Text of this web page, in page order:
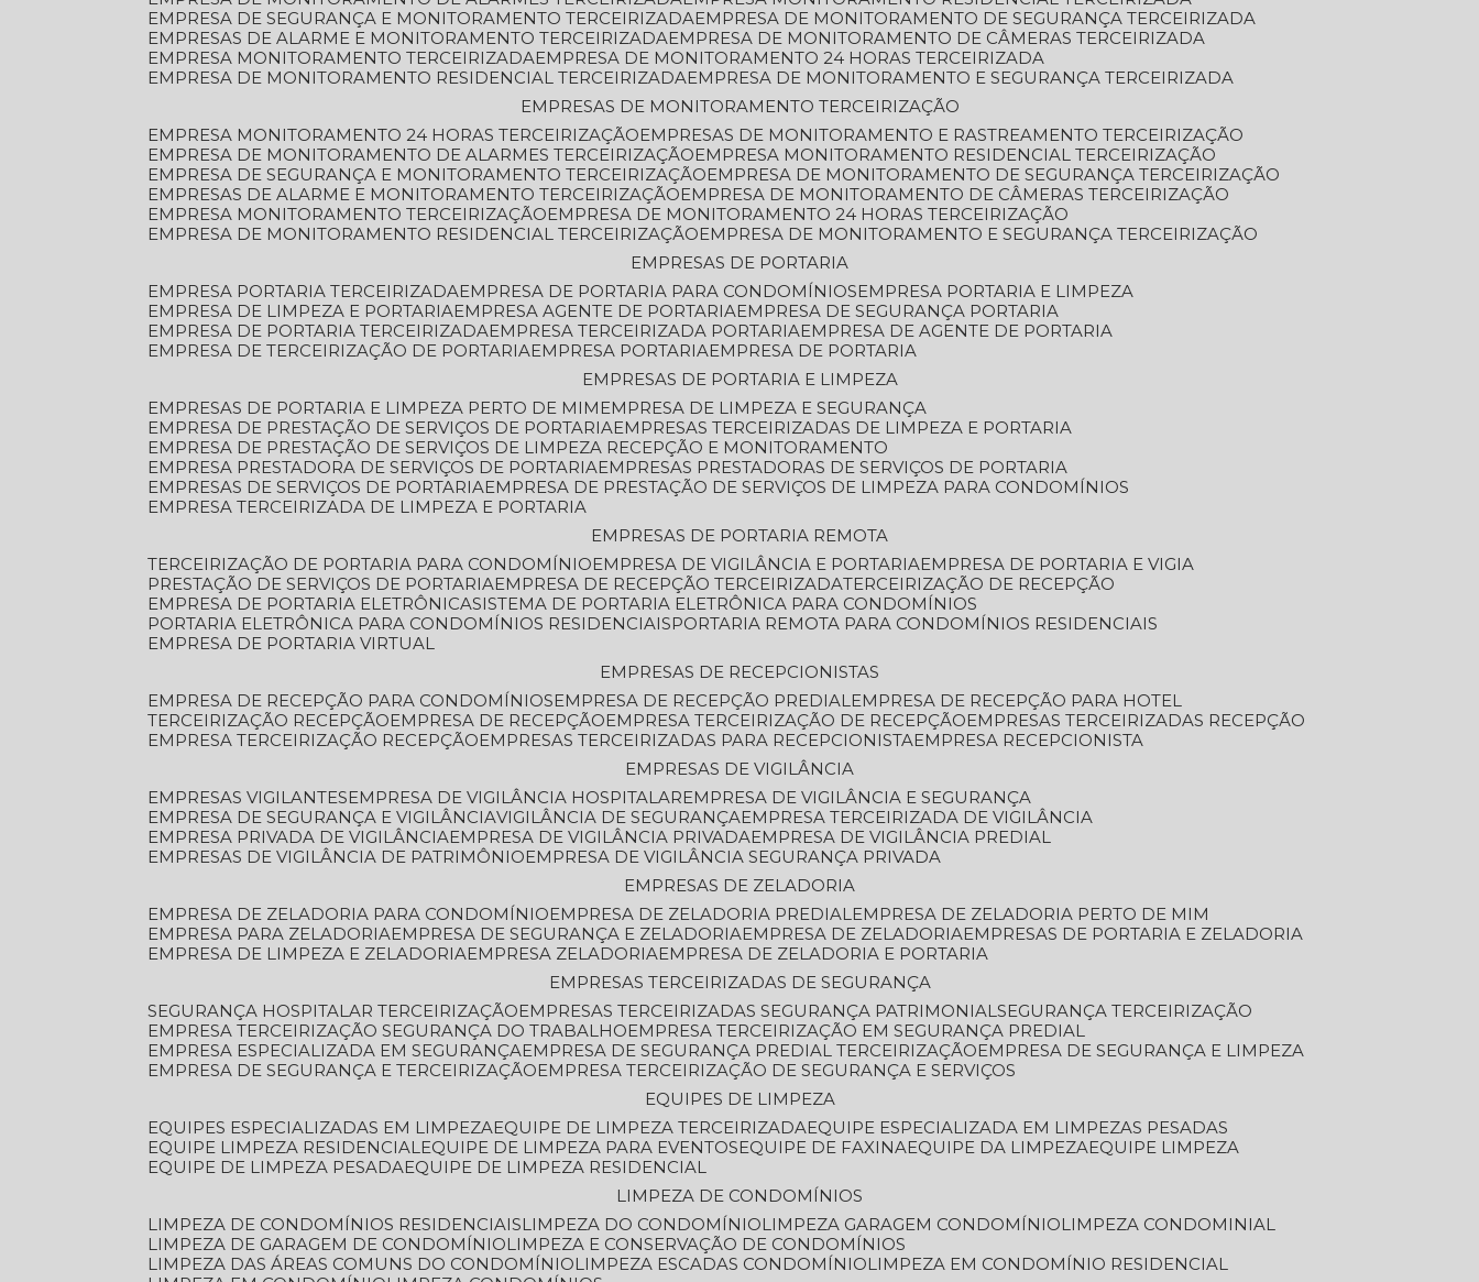
EMPRESA DE SEGURANÇA E MONITORAMENTO TERCEIRIZADA
EMPRESA DE MONITORAMENTO DE SEGURANÇA TERCEIRIZADA
EMPRESAS DE ALARME E MONITORAMENTO TERCEIRIZADA
EMPRESA DE MONITORAMENTO DE CÂMERAS TERCEIRIZADA
EMPRESA MONITORAMENTO TERCEIRIZADA
EMPRESA DE MONITORAMENTO 24 HORAS TERCEIRIZADA
EMPRESA DE MONITORAMENTO RESIDENCIAL TERCEIRIZADA
EMPRESA DE MONITORAMENTO E SEGURANÇA TERCEIRIZADA
EMPRESAS DE MONITORAMENTO TERCEIRIZAÇÃO
EMPRESA MONITORAMENTO 24 HORAS TERCEIRIZAÇÃO
EMPRESAS DE MONITORAMENTO E RASTREAMENTO TERCEIRIZAÇÃO
EMPRESA DE MONITORAMENTO DE ALARMES TERCEIRIZAÇÃO
EMPRESA MONITORAMENTO RESIDENCIAL TERCEIRIZAÇÃO
EMPRESA DE SEGURANÇA E MONITORAMENTO TERCEIRIZAÇÃO
EMPRESA DE MONITORAMENTO DE SEGURANÇA TERCEIRIZAÇÃO
EMPRESAS DE ALARME E MONITORAMENTO TERCEIRIZAÇÃO
EMPRESA DE MONITORAMENTO DE CÂMERAS TERCEIRIZAÇÃO
EMPRESA MONITORAMENTO TERCEIRIZAÇÃO
EMPRESA DE MONITORAMENTO 24 HORAS TERCEIRIZAÇÃO
EMPRESA DE MONITORAMENTO RESIDENCIAL TERCEIRIZAÇÃO
EMPRESA DE MONITORAMENTO E SEGURANÇA TERCEIRIZAÇÃO
EMPRESAS DE PORTARIA
EMPRESA PORTARIA TERCEIRIZADA
EMPRESA DE PORTARIA PARA CONDOMÍNIOS
EMPRESA PORTARIA E LIMPEZA
EMPRESA DE LIMPEZA E PORTARIA
EMPRESA AGENTE DE PORTARIA
EMPRESA DE SEGURANÇA PORTARIA
EMPRESA DE PORTARIA TERCEIRIZADA
EMPRESA TERCEIRIZADA PORTARIA
EMPRESA DE AGENTE DE PORTARIA
EMPRESA DE TERCEIRIZAÇÃO DE PORTARIA
EMPRESA PORTARIA
EMPRESA DE PORTARIA
EMPRESAS DE PORTARIA E LIMPEZA
EMPRESAS DE PORTARIA E LIMPEZA PERTO DE MIM
EMPRESA DE LIMPEZA E SEGURANÇA
EMPRESA DE PRESTAÇÃO DE SERVIÇOS DE PORTARIA
EMPRESAS TERCEIRIZADAS DE LIMPEZA E PORTARIA
EMPRESA DE PRESTAÇÃO DE SERVIÇOS DE LIMPEZA RECEPÇÃO E MONITORAMENTO
EMPRESA PRESTADORA DE SERVIÇOS DE PORTARIA
EMPRESAS PRESTADORAS DE SERVIÇOS DE PORTARIA
EMPRESAS DE SERVIÇOS DE PORTARIA
EMPRESA DE PRESTAÇÃO DE SERVIÇOS DE LIMPEZA PARA CONDOMÍNIOS
EMPRESA TERCEIRIZADA DE LIMPEZA E PORTARIA
EMPRESAS DE PORTARIA REMOTA
TERCEIRIZAÇÃO DE PORTARIA PARA CONDOMÍNIO
EMPRESA DE VIGILÂNCIA E PORTARIA
EMPRESA DE PORTARIA E VIGIA
PRESTAÇÃO DE SERVIÇOS DE PORTARIA
EMPRESA DE RECEPÇÃO TERCEIRIZADA TERCEIRIZAÇÃO DE RECEPÇÃO
EMPRESA DE PORTARIA ELETRÔNICA SISTEMA DE PORTARIA ELETRÔNICA PARA CONDOMÍNIOS
PORTARIA ELETRÔNICA PARA CONDOMÍNIOS RESIDENCIAIS
PORTARIA REMOTA PARA CONDOMÍNIOS RESIDENCIAIS
EMPRESA DE PORTARIA VIRTUAL
EMPRESAS DE RECEPCIONISTAS
EMPRESA DE RECEPÇÃO PARA CONDOMÍNIOS
EMPRESA DE RECEPÇÃO PREDIAL
EMPRESA DE RECEPÇÃO PARA HOTEL
TERCEIRIZAÇÃO RECEPÇÃO
EMPRESA DE RECEPÇÃO EMPRESA TERCEIRIZAÇÃO DE RECEPÇÃO
EMPRESAS TERCEIRIZADAS RECEPÇÃO
EMPRESA TERCEIRIZAÇÃO RECEPÇÃO
EMPRESAS TERCEIRIZADAS PARA RECEPCIONISTA
EMPRESA RECEPCIONISTA
EMPRESAS DE VIGILÂNCIA
EMPRESAS VIGILANTES
EMPRESA DE VIGILÂNCIA HOSPITALAR
EMPRESA DE VIGILÂNCIA E SEGURANÇA
EMPRESA DE SEGURANÇA E VIGILÂNCIA VIGILÂNCIA DE SEGURANÇA
EMPRESA TERCEIRIZADA DE VIGILÂNCIA
EMPRESA PRIVADA DE VIGILÂNCIA
EMPRESA DE VIGILÂNCIA PRIVADA
EMPRESA DE VIGILÂNCIA PREDIAL
EMPRESAS DE VIGILÂNCIA DE PATRIMÔNIO
EMPRESA DE VIGILÂNCIA SEGURANÇA PRIVADA
EMPRESAS DE ZELADORIA
EMPRESA DE ZELADORIA PARA CONDOMÍNIO
EMPRESA DE ZELADORIA PREDIAL
EMPRESA DE ZELADORIA PERTO DE MIM
EMPRESA PARA ZELADORIA
EMPRESA DE SEGURANÇA E ZELADORIA EMPRESA DE ZELADORIA
EMPRESAS DE PORTARIA E ZELADORIA
EMPRESA DE LIMPEZA E ZELADORIA
EMPRESA ZELADORIA
EMPRESA DE ZELADORIA E PORTARIA
EMPRESAS TERCEIRIZADAS DE SEGURANÇA
SEGURANÇA HOSPITALAR TERCEIRIZAÇÃO
EMPRESAS TERCEIRIZADAS SEGURANÇA PATRIMONIAL SEGURANÇA TERCEIRIZAÇÃO
EMPRESA TERCEIRIZAÇÃO SEGURANÇA DO TRABALHO
EMPRESA TERCEIRIZAÇÃO EM SEGURANÇA PREDIAL
EMPRESA ESPECIALIZADA EM SEGURANÇA
EMPRESA DE SEGURANÇA PREDIAL TERCEIRIZAÇÃO
EMPRESA DE SEGURANÇA E LIMPEZA
EMPRESA DE SEGURANÇA E TERCEIRIZAÇÃO
EMPRESA TERCEIRIZAÇÃO DE SEGURANÇA E SERVIÇOS
EQUIPES DE LIMPEZA
EQUIPES ESPECIALIZADAS EM LIMPEZA EQUIPE DE LIMPEZA TERCEIRIZADA EQUIPE ESPECIALIZADA EM LIMPEZAS PESADAS
EQUIPE LIMPEZA RESIDENCIAL EQUIPE DE LIMPEZA PARA EVENTOS EQUIPE DE FAXINA EQUIPE DA LIMPEZA EQUIPE LIMPEZA
EQUIPE DE LIMPEZA PESADA EQUIPE DE LIMPEZA RESIDENCIAL
LIMPEZA DE CONDOMÍNIOS
LIMPEZA DE CONDOMÍNIOS RESIDENCIAIS
LIMPEZA DO CONDOMÍNIO LIMPEZA GARAGEM CONDOMÍNIO
LIMPEZA CONDOMINIAL
LIMPEZA DE GARAGEM DE CONDOMÍNIO
LIMPEZA E CONSERVAÇÃO DE CONDOMÍNIOS
LIMPEZA DAS ÁREAS COMUNS DO CONDOMÍNIO
LIMPEZA ESCADAS CONDOMÍNIO
LIMPEZA EM CONDOMÍNIO RESIDENCIAL